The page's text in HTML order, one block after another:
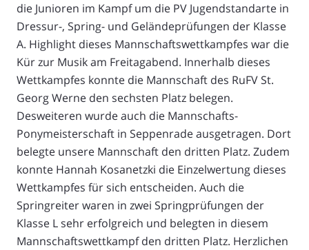
die Junioren im Kampf um die PV Jugendstandarte in
Dressur-, Spring- und Geländeprüfungen der Klasse
A. Highlight dieses Mannschaftswettkampfes war die
Kür zur Musik am Freitagabend. Innerhalb dieses
Wettkampfes konnte die Mannschaft des RuFV St.
Georg Werne den sechsten Platz belegen.
Desweiteren wurde auch die Mannschafts-
Ponymeisterschaft in Seppenrade ausgetragen. Dort
belegte unsere Mannschaft den dritten Platz. Zudem
konnte Hannah Kosanetzki die Einzelwertung dieses
Wettkampfes für sich entscheiden. Auch die
Springreiter waren in zwei Springprüfungen der
Klasse L sehr erfolgreich und belegten in diesem
Mannschaftswettkampf den dritten Platz. Herzlichen